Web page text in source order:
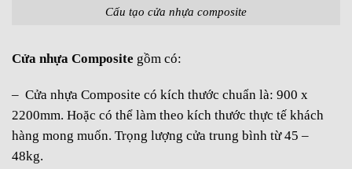
Cấu tạo cửa nhựa composite
Cửa nhựa Composite gồm có:
– Cửa nhựa Composite có kích thước chuẩn là: 900 x
2200mm. Hoặc có thể làm theo kích thước thực tế khách
hàng mong muốn. Trọng lượng cửa trung bình từ 45 –
48kg.